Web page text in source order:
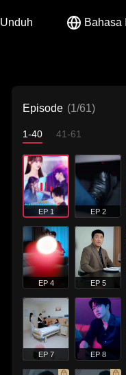
Unduh Bahasa
Episode (1/61)
1-40 41-61
EP 1 EP 2
EP 4 EP 5
EP 7 EP 8